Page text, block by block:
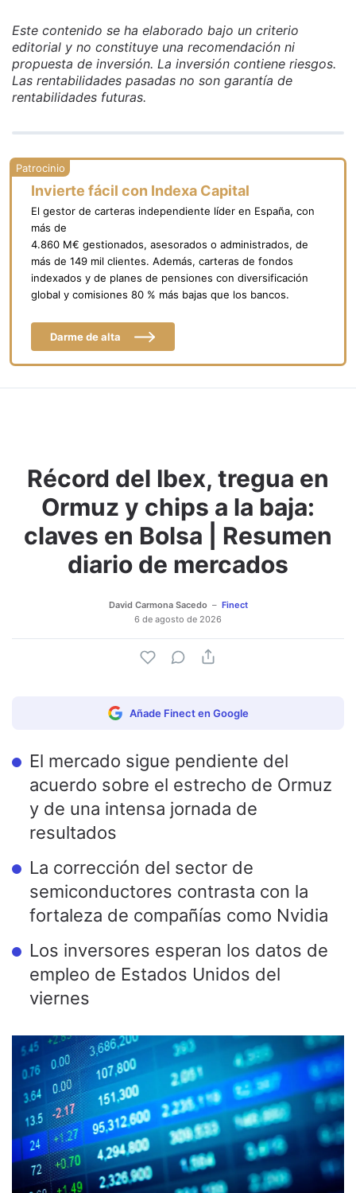
Este contenido se ha elaborado bajo un criterio
editorial y no constituye una recomendación ni
propuesta de inversión. La inversión contiene riesgos.
Las rentabilidades pasadas no son garantía de
rentabilidades futuras.
Invierte fácil con Indexa Capital
El gestor de carteras independiente líder en España, con
más de
4.860 M€ gestionados, asesorados o administrados, de
más de 149 mil clientes. Además, carteras de fondos
indexados y de planes de pensiones con diversificación
global y comisiones 80 % más bajas que los bancos.
Darme de alta
Récord del Ibex, tregua en
Ormuz y chips a la baja:
claves en Bolsa | Resumen
diario de mercados
David Carmona Sacedo
Finect
6 de agosto de 2026
Añade Finect en Google
El mercado sigue pendiente del
acuerdo sobre el estrecho de Ormuz
y de una intensa jornada de
resultados
La corrección del sector de
semiconductores contrasta con la
fortaleza de compañías como Nvidia
Los inversores esperan los datos de
empleo de Estados Unidos del
viernes